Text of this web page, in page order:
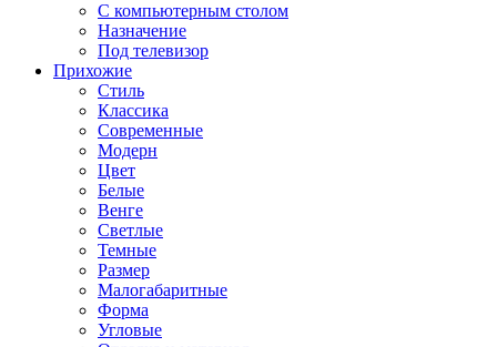
С компьютерным столом
Назначение
Под телевизор
Прихожие
Стиль
Классика
Современные
Модерн
Цвет
Белые
Венге
Светлые
Темные
Размер
Малогабаритные
Форма
Угловые